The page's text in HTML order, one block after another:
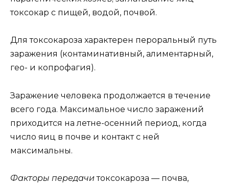
токсокар с пищей, водой, почвой.
Для токсокароза характерен пероральный путь
заражения (контаминативный, алиментарный,
гео- и копрофагия).
Заражение человека продолжается в течение
всего года. Максимальное число заражений
приходится на летне-осенний период, когда
число яиц в почве и контакт с ней
максимальны.
Факторы передачитоксокароза — почва,